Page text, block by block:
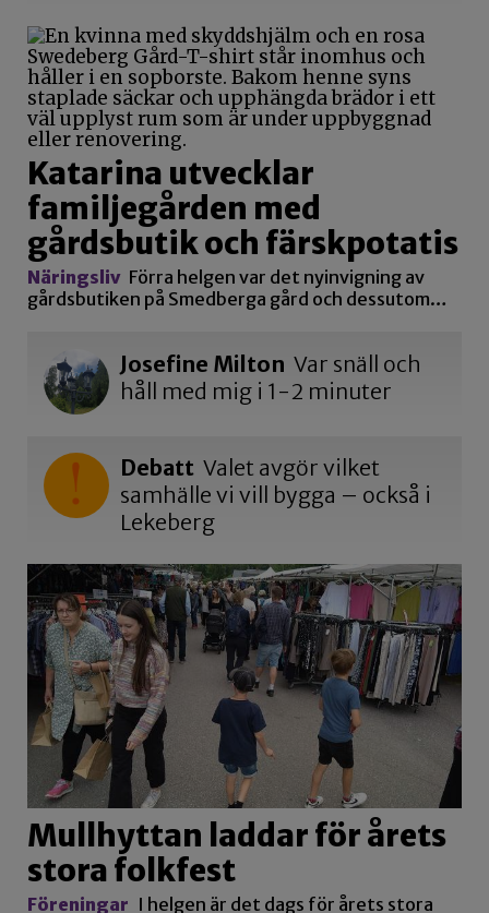
Katarina utvecklar
familjegården med
gårdsbutik och färskpotatis
Näringsliv Förra helgen var det nyinvigning av
gårdsbutiken på Smedberga gård och dessutom…
Josefine Milton Var snäll och
håll med mig i 1-2 minuter
Debatt Valet avgör vilket
samhälle vi vill bygga – också i
Lekeberg
Mullhyttan laddar för årets
stora folkfest
Föreningar I helgen är det dags för årets stora